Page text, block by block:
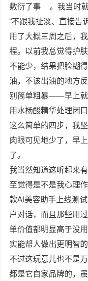
敷衍了事
。我当时
“不跟我扯淡、直接告
用了大概三周之后，
程。以前我总觉得护
不能少，结果把脸糊
油，不该出油的地方
别简单粗暴——早上就
用水杨酸精华处理闭
这么简单的四步，我
肉眼可见地少了，早
了。
我当然知道这听起来
至觉得是不是我心理
款AI美容助手上线测
户对话，而且那些用
单价值都明显高于没
实能帮人做出更明智
不过这玩意儿也不是
都是它自家品牌的，